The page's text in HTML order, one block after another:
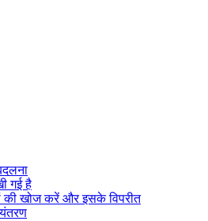
गई है
की खोज करें और इसके विपरीत